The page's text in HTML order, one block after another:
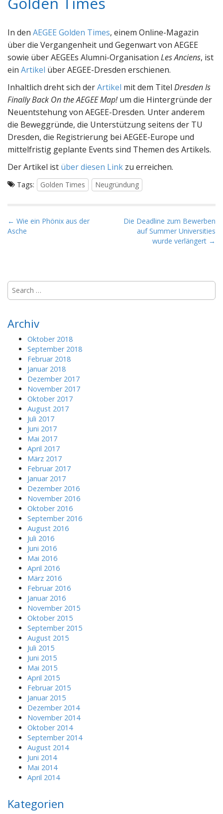
In den AEGEE Golden Times, einem Online-Magazin
über die Vergangenheit und Gegenwart von AEGEE
sowie über AEGEEs Alumni-Organisation Les Anciens, ist
ein Artikel über AEGEE-Dresden erschienen.
Inhaltlich dreht sich derArtikel mit dem Titel Dresden Is
Finally Back On the AEGEE Map!um die Hintergründe der
Neuentstehung von AEGEE-Dresden. Unter anderem
die Beweggründe, die Unterstützung seitens der TU
Dresden, die Registrierung bei AEGEE-Europe und
mittelfristig geplante Events sind Themen des Artikels.
Der Artikel ist über diesen Link zu erreichen.
Tags: Golden Times Neugründung
P
o
a
v
g
← Wie ein Phönix aus der
Asche
Die Deadline zum Bewerben
auf Summer Universities
wurde verlängert →
S
c
Archiv
Oktober 2018
September 2018
Februar 2018
Januar 2018
Dezember 2017
November 2017
Oktober 2017
August 2017
Juli 2017
Juni 2017
Mai 2017
April 2017
März 2017
Februar 2017
Januar 2017
Dezember 2016
November 2016
Oktober 2016
September 2016
August 2016
Juli 2016
Juni 2016
Mai 2016
April 2016
März 2016
Februar 2016
Januar 2016
November 2015
Oktober 2015
September 2015
August 2015
Juli 2015
Juni 2015
Mai 2015
April 2015
Februar 2015
Januar 2015
Dezember 2014
November 2014
Oktober 2014
September 2014
August 2014
Juni 2014
Mai 2014
April 2014
Kategorien